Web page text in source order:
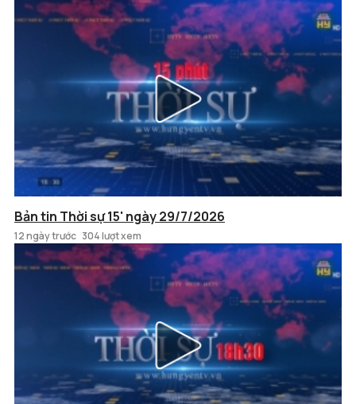
Bản tin Thời sự 15' ngày 29/7/2026
12 ngày trước 304 lượt xem